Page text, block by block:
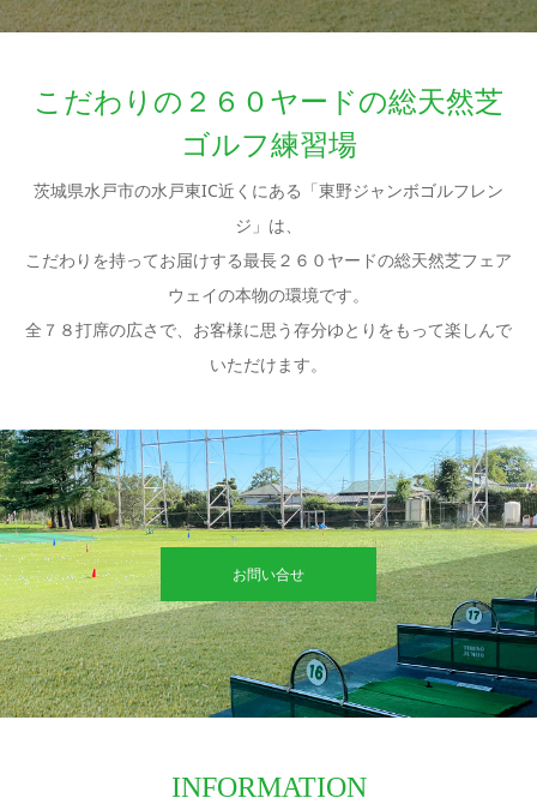
こだわりの２６０ヤードの総天然芝
ゴルフ練習場
茨城県水戸市の水戸東IC近くにある「東野ジャンボゴルフレン
ジ」は、
こだわりを持ってお届けする最長２６０ヤードの総天然芝フェア
ウェイの本物の環境です。
全７８打席の広さで、お客様に思う存分ゆとりをもって楽しんで
いただけます。
お問い合せ
INFORMATION